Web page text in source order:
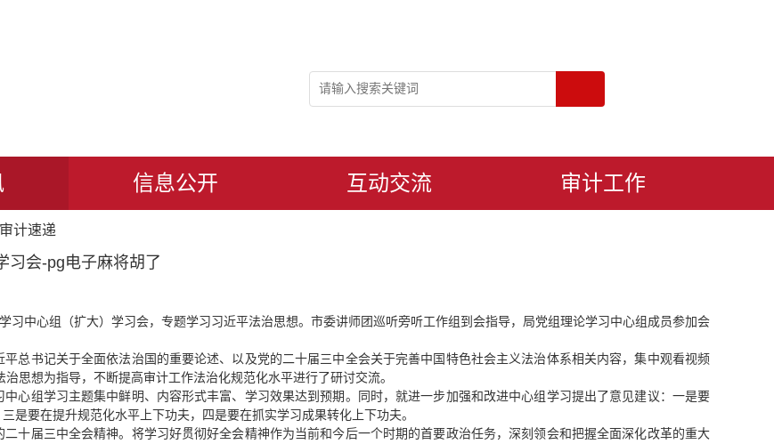
信息公开 互动交流 审计工作
审计速递
习会-pg电子麻将胡了
习中心组（扩大）学习会，专题学习习近平法治思想。市委讲师团巡听旁听工作组到会指导，局党组理论学习中心组成员参加会
总书记关于全面依法治国的重要论述、以及党的二十届三中全会关于完善中国特色社会主义法治体系相关内容，集中观看视频
思想为指导，不断提高审计工作法治化规范化水平进行了研讨交流。
心组学习主题集中鲜明、内容形式丰富、学习效果达到预期。同时，就进一步加强和改进中心组学习提出了意见建议：一是要
是要在提升规范化水平上下功夫，四是要在抓实学习成果转化上下功夫。
十届三中全会精神。将学习好贯彻好全会精神作为当前和今后一个时期的首要政治任务，深刻领会和把握全面深化改革的重大